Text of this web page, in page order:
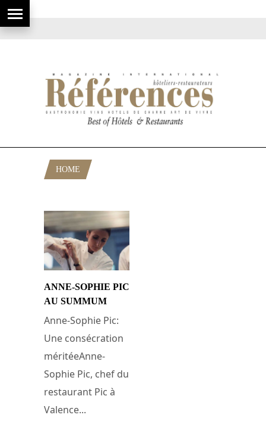
HOME
ANNE-SOPHIE PIC
AU SUMMUM
Anne-Sophie Pic:
Une consécration
méritéeAnne-
Sophie Pic, chef du
restaurant Pic à
Valence...